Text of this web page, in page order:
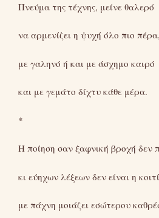
Πνεύμα της τέχνης, μείνε θαλερό
να αρμενίζει η ψυχή όλο πιο πέρα,
με γαληνό ή και με άσχημο καιρό
και με γεμάτο δίχτυ κάθε μέρα.
*
Η ποίηση σαν ξαφνική βροχή δεν
κι εύηχων λέξεων δεν είναι η
με πάχνη μοιάζει εσώτερου